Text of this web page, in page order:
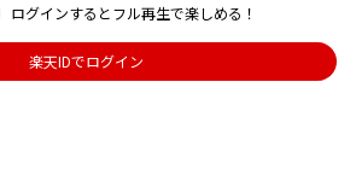
ログインするとフル再生で楽しめる！
楽天IDでログイン